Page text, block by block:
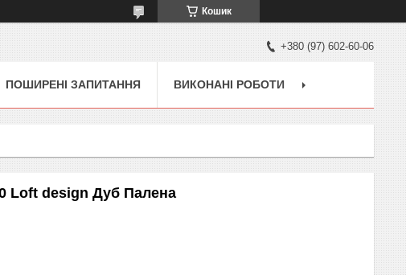
Кошик
+380 (97) 602-60-06
ПОШИРЕНІ ЗАПИТАННЯ ВИКОНАНІ РОБОТИ
Loft design Дуб Палена